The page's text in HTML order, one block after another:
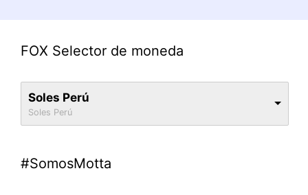
FOX Selector de moneda
Soles Perú
Soles Perú
#SomosMotta